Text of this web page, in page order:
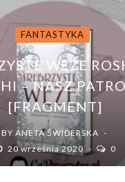
FANTASTYKA
WĘŻE
– NASZ
[FRAGMENT]
BY ANETA ŚWIDERSKA
20 września 2020
0